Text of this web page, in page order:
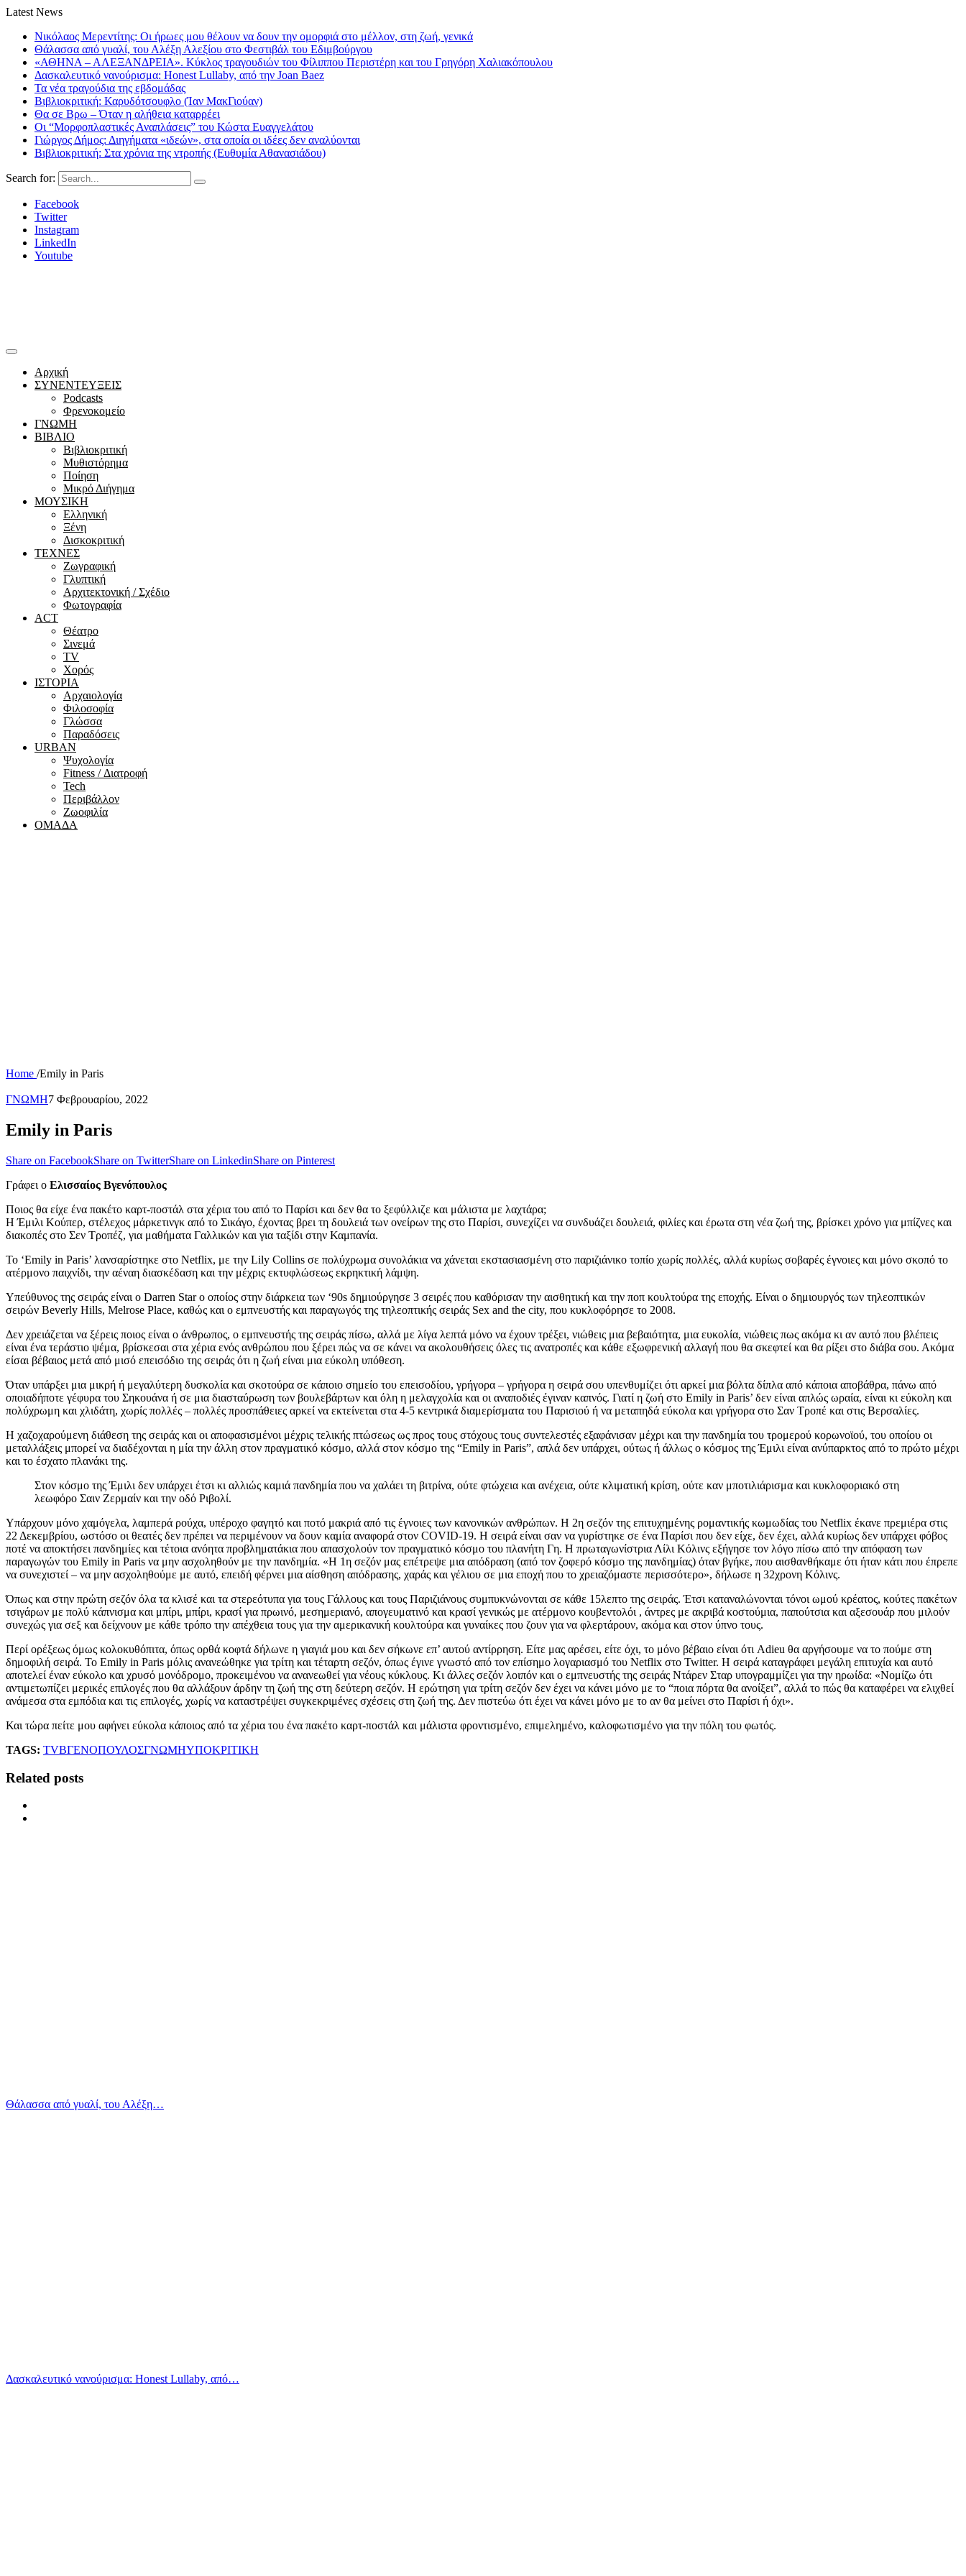
Latest News
Νικόλαος Μερεντίτης: Οι ήρωες μου θέλουν να δουν την ομορφιά στο μέλλον, στη ζωή, γενικά
Θάλασσα από γυαλί, του Αλέξη Αλεξίου στο Φεστιβάλ του Εδιμβούργου
«ΑΘΗΝΑ – ΑΛΕΞΑΝΔΡΕΙΑ». Κύκλος τραγουδιών του Φίλιππου Περιστέρη και του Γρηγόρη Χαλιακόπουλου
Δασκαλευτικό νανούρισμα: Honest Lullaby, από την Joan Baez
Τα νέα τραγούδια της εβδομάδας
Βιβλιοκριτική: Καρυδότσουφλο (Ίαν ΜακΓιούαν)
Θα σε Βρω – Όταν η αλήθεια καταρρέει
Οι “Μορφοπλαστικές Αναπλάσεις” του Κώστα Ευαγγελάτου
Γιώργος Δήμος: Διηγήματα «ιδεών», στα οποία οι ιδέες δεν αναλύονται
Βιβλιοκριτική: Στα χρόνια της ντροπής (Ευθυμία Αθανασιάδου)
Search for:
Facebook
Twitter
Instagram
LinkedIn
Youtube
Αρχική
ΣΥΝΕΝΤΕΥΞΕΙΣ
Podcasts
Φρενοκομείο
ΓΝΩΜΗ
ΒΙΒΛΙΟ
Βιβλιοκριτική
Μυθιστόρημα
Ποίηση
Μικρό Διήγημα
ΜΟΥΣΙΚΗ
Ελληνική
Ξένη
Δισκοκριτική
ΤΕΧΝΕΣ
Ζωγραφική
Γλυπτική
Αρχιτεκτονική / Σχέδιο
Φωτογραφία
ACT
Θέατρο
Σινεμά
ΤV
Χορός
ΙΣΤΟΡΙΑ
Αρχαιολογία
Φιλοσοφία
Γλώσσα
Παραδόσεις
URBAN
Ψυχολογία
Fitness / Διατροφή
Tech
Περιβάλλον
Ζωοφιλία
ΟΜΑΔΑ
Home /Emily in Paris
ΓΝΩΜΗ7 Φεβρουαρίου, 2022
Emily in Paris
Share on FacebookShare on TwitterShare on LinkedinShare on Pinterest
Γράφει ο Ελισσαίος Βγενόπουλος
Ποιος θα είχε ένα πακέτο καρτ-ποστάλ στα χέρια του από το Παρίσι και δεν θα το ξεφύλλιζε και μάλιστα με λαχτάρα;
Η Έμιλι Κούπερ, στέλεχος μάρκετινγκ από το Σικάγο, έχοντας βρει τη δουλειά των ονείρων της στο Παρίσι, συνεχίζει να συνδυάζει δουλειά, φιλίες και έρωτα στη νέα ζωή της, βρίσκει χρόνο για μπίζνες και
διακοπές στο Σεν Τροπέζ, για μαθήματα Γαλλικών και για ταξίδι στην Καμπανία.
Το ‘Emily in Paris’ λανσαρίστηκε στο Netflix, με την Lily Collins σε πολύχρωμα συνολάκια να χάνεται εκστασιασμένη στο παριζιάνικο τοπίο χωρίς πολλές, αλλά κυρίως σοβαρές έγνοιες και μόνο σκοπό το
ατέρμονο παιχνίδι, την αέναη διασκέδαση και την μέχρις εκτυφλώσεως εκρηκτική λάμψη.
Υπεύθυνος της σειράς είναι ο Darren Star ο οποίος στην διάρκεια των ‘90s δημιούργησε 3 σειρές που καθόρισαν την αισθητική και την ποπ κουλτούρα της εποχής. Είναι ο δημιουργός των τηλεοπτικών
σειρών Beverly Hills, Melrose Place, καθώς και ο εμπνευστής και παραγωγός της τηλεοπτικής σειράς Sex and the city, που κυκλοφόρησε το 2008.
Δεν χρειάζεται να ξέρεις ποιος είναι ο άνθρωπος, ο εμπνευστής της σειράς πίσω, αλλά με λίγα λεπτά μόνο να έχουν τρέξει, νιώθεις μια βεβαιότητα, μια ευκολία, νιώθεις πως ακόμα κι αν αυτό που βλέπεις
είναι ένα τεράστιο ψέμα, βρίσκεσαι στα χέρια ενός ανθρώπου που ξέρει πώς να σε κάνει να ακολουθήσεις όλες τις ανατροπές και κάθε εξωφρενική αλλαγή που θα σκεφτεί και θα ρίξει στο διάβα σου. Ακόμα
είσαι βέβαιος μετά από μισό επεισόδιο της σειράς ότι η ζωή είναι μια εύκολη υπόθεση.
Όταν υπάρξει μια μικρή ή μεγαλύτερη δυσκολία και σκοτούρα σε κάποιο σημείο του επεισοδίου, γρήγορα – γρήγορα η σειρά σου υπενθυμίζει ότι αρκεί μια βόλτα δίπλα από κάποια αποβάθρα, πάνω από
οποιαδήποτε γέφυρα του Σηκουάνα ή σε μια διασταύρωση των βουλεβάρτων και όλη η μελαγχολία και οι αναποδιές έγιναν καπνός. Γιατί η ζωή στο Emily in Paris’ δεν είναι απλώς ωραία, είναι κι εύκολη και
πολύχρωμη και χλιδάτη, χωρίς πολλές – πολλές προσπάθειες αρκεί να εκτείνεται στα 4-5 κεντρικά διαμερίσματα του Παρισιού ή να μεταπηδά εύκολα και γρήγορα στο Σαν Τροπέ και στις Βερσαλίες.
Η χαζοχαρούμενη διάθεση της σειράς και οι αποφασισμένοι μέχρις τελικής πτώσεως ως προς τους στόχους τους συντελεστές εξαφάνισαν μέχρι και την πανδημία του τρομερού κορωνοϊού, του οποίου οι
μεταλλάξεις μπορεί να διαδέχονται η μία την άλλη στον πραγματικό κόσμο, αλλά στον κόσμο της “Emily in Paris”, απλά δεν υπάρχει, ούτως ή άλλως ο κόσμος της Έμιλι είναι ανύπαρκτος από το πρώτο μέχρι
και το έσχατο πλανάκι της.
Στον κόσμο της Έμιλι δεν υπάρχει έτσι κι αλλιώς καμιά πανδημία που να χαλάει τη βιτρίνα, ούτε φτώχεια και ανέχεια, ούτε κλιματική κρίση, ούτε καν μποτιλιάρισμα και κυκλοφοριακό στη
λεωφόρο Σαιν Ζερμαίν και την οδό Ριβολί.
Υπάρχουν μόνο χαμόγελα, λαμπερά ρούχα, υπέροχο φαγητό και ποτό μακριά από τις έγνοιες των κανονικών ανθρώπων. Η 2η σεζόν της επιτυχημένης ρομαντικής κωμωδίας του Netflix έκανε πρεμιέρα στις
22 Δεκεμβρίου, ωστόσο οι θεατές δεν πρέπει να περιμένουν να δουν καμία αναφορά στον COVID-19. Η σειρά είναι σαν να γυρίστηκε σε ένα Παρίσι που δεν είχε, δεν έχει, αλλά κυρίως δεν υπάρχει φόβος
ποτέ να αποκτήσει πανδημίες και τέτοια ανόητα προβληματάκια που απασχολούν τον πραγματικό κόσμο του πλανήτη Γη. Η πρωταγωνίστρια Λίλι Κόλινς εξήγησε τον λόγο πίσω από την απόφαση των
παραγωγών του Emily in Paris να μην ασχοληθούν με την πανδημία. «Η 1η σεζόν μας επέτρεψε μια απόδραση (από τον ζοφερό κόσμο της πανδημίας) όταν βγήκε, που αισθανθήκαμε ότι ήταν κάτι που έπρεπε
να συνεχιστεί – να μην ασχοληθούμε με αυτό, επειδή φέρνει μια αίσθηση απόδρασης, χαράς και γέλιου σε μια εποχή που το χρειαζόμαστε περισσότερο», δήλωσε η 32χρονη Κόλινς.
Όπως και στην πρώτη σεζόν όλα τα κλισέ και τα στερεότυπα για τους Γάλλους και τους Παριζιάνους συμπυκνώνονται σε κάθε 15λεπτο της σειράς. Έτσι καταναλώνονται τόνοι ωμού κρέατος, κούτες πακέτων
τσιγάρων με πολύ κάπνισμα και μπίρι, μπίρι, κρασί για πρωινό, μεσημεριανό, απογευματινό και κρασί γενικώς με ατέρμονο κουβεντολόι , άντρες με ακριβά κοστούμια, παπούτσια και αξεσουάρ που μιλούν
συνεχώς για σεξ και δείχνουν με κάθε τρόπο την απέχθεια τους για την αμερικανική κουλτούρα και γυναίκες που ζουν για να φλερτάρουν, ακόμα και στον ύπνο τους.
Περί ορέξεως όμως κολοκυθόπιτα, όπως ορθά κοφτά δήλωνε η γιαγιά μου και δεν σήκωνε επ’ αυτού αντίρρηση. Είτε μας αρέσει, είτε όχι, το μόνο βέβαιο είναι ότι Adieu θα αργήσουμε να το πούμε στη
δημοφιλή σειρά. Το Emily in Paris μόλις ανανεώθηκε για τρίτη και τέταρτη σεζόν, όπως έγινε γνωστό από τον επίσημο λογαριασμό του Netflix στο Twitter. Η σειρά καταγράφει μεγάλη επιτυχία και αυτό
αποτελεί έναν εύκολο και χρυσό μονόδρομο, προκειμένου να ανανεωθεί για νέους κύκλους. Κι άλλες σεζόν λοιπόν και ο εμπνευστής της σειράς Ντάρεν Σταρ υπογραμμίζει για την ηρωίδα: «Νομίζω ότι
αντιμετωπίζει μερικές επιλογές που θα αλλάξουν άρδην τη ζωή της στη δεύτερη σεζόν. Η ερώτηση για τρίτη σεζόν δεν έχει να κάνει μόνο με το “ποια πόρτα θα ανοίξει”, αλλά το πώς θα καταφέρει να ελιχθεί
ανάμεσα στα εμπόδια και τις επιλογές, χωρίς να καταστρέψει συγκεκριμένες σχέσεις στη ζωή της. Δεν πιστεύω ότι έχει να κάνει μόνο με το αν θα μείνει στο Παρίσι ή όχι».
Και τώρα πείτε μου αφήνει εύκολα κάποιος από τα χέρια του ένα πακέτο καρτ-ποστάλ και μάλιστα φροντισμένο, επιμελημένο, καλοφωτισμένο για την πόλη του φωτός.
TAGS: TVΒΓΕΝΟΠΟΥΛΟΣΓΝΩΜΗΥΠΟΚΡΙΤΙΚΗ
Related posts
Θάλασσα από γυαλί, του Αλέξη…
Δασκαλευτικό νανούρισμα: Honest Lullaby, από…